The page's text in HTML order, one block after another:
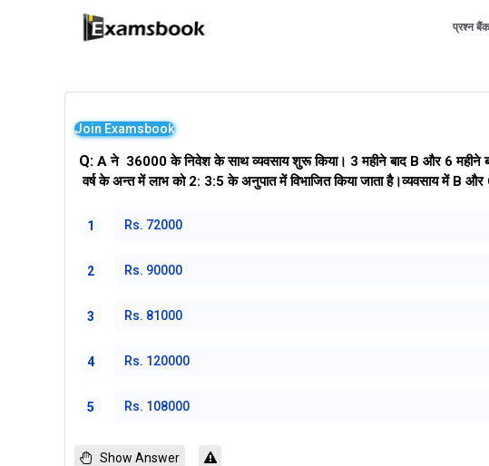
प्रश्न
Join Examsbook
Q: A ने ₹ 36000 के निवेश के साथ व्यवसाय शुरू किया। 3 महीने बाद B और 6
वर्ष के अन्त में लाभ को 2: 3:5 के अनुपात में विभाजित किया जाता है।व्यवसाय में B और
1 Rs. 72000
2 Rs. 90000
3 Rs. 81000
4 Rs. 120000
5 Rs. 108000
Show Answer